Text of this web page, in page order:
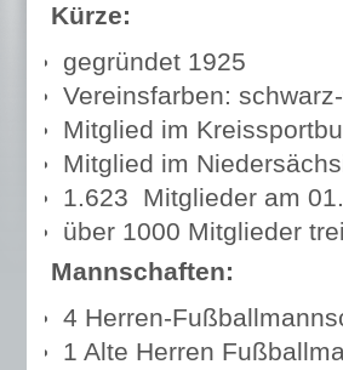
Kürze:
gegründet 1925
Vereinsfarben:
Mitglied im
Mitglied im
1.623 Mitglieder am
über 1000 Mitglieder
Mannschaften:
4 Herren-
1 Alte Herren